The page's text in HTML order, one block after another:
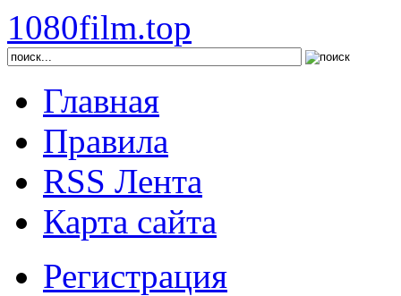
1080film.top
Главная
Правила
RSS Лента
Карта сайта
Регистрация